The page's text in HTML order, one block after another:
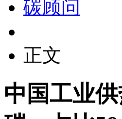
碳顾问
正文
中国工业